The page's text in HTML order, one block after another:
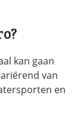
kan gaan
van
en